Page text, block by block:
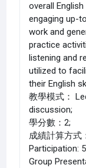
overall
engaging up-
work and
practice
listening and
utilized to
their English
教學模式：
discussion;
學分數：2;
成績計算方式
Participation:
Group